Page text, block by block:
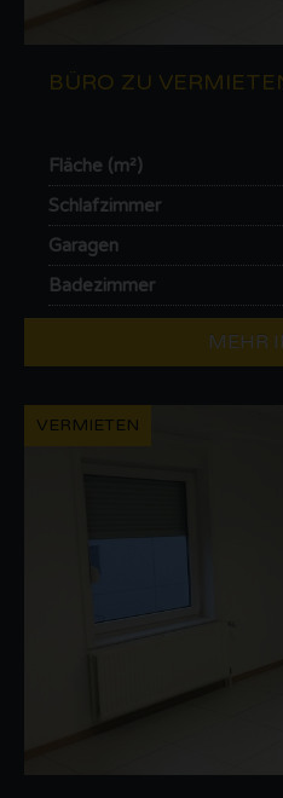
BÜRO ZU
Fläche (m²)
Schlafzimmer
Garagen
Badezimmer
MEHR
VERMIETEN